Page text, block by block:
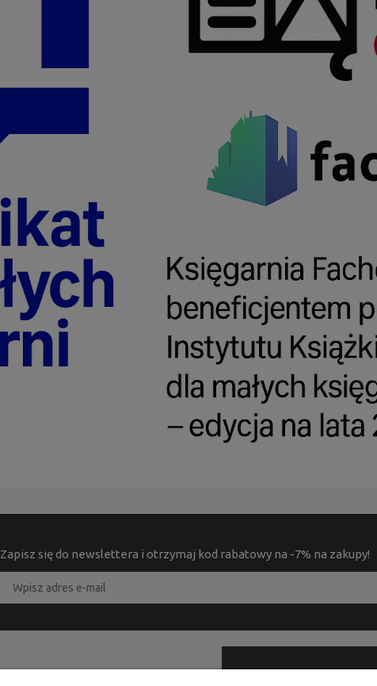
Zapisz się do newslettera i otrzymaj kod rabatowy na -7% na zakupy!